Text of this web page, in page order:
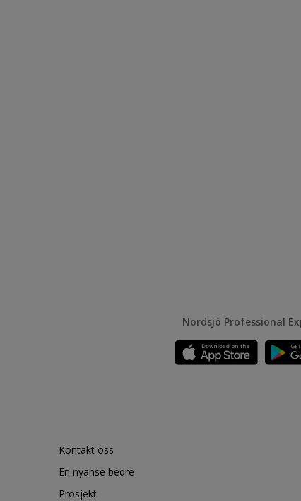
Nordsjö Professional
Kontakt oss
En nyanse bedre
Prosjekt